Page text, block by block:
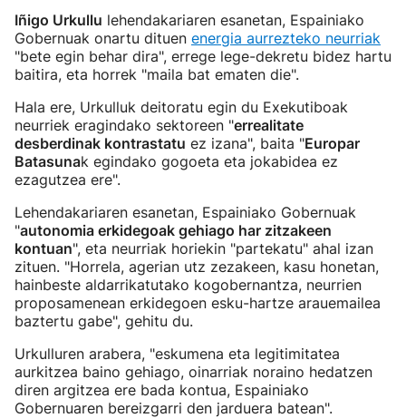
Iñigo Urkullu lehendakariaren esanetan, Espainiako
Gobernuak onartu dituen energia aurrezteko neurriak
"bete egin behar dira", errege lege-dekretu bidez hartu
baitira, eta horrek "maila bat ematen die".
Hala ere, Urkulluk deitoratu egin du Exekutiboak
neurriek eragindako sektoreen "errealitate
desberdinak kontrastatu ez izana", baita "Europar
Batasunak egindako gogoeta eta jokabidea ez
ezagutzea ere".
Lehendakariaren esanetan, Espainiako Gobernuak
"autonomia erkidegoak gehiago har zitzakeen
kontuan", eta neurriak horiekin "partekatu" ahal izan
zituen. "Horrela, agerian utz zezakeen, kasu honetan,
hainbeste aldarrikatutako kogobernantza, neurrien
proposamenean erkidegoen esku-hartze arauemailea
baztertu gabe", gehitu du.
Urkulluren arabera, "eskumena eta legitimitatea
aurkitzea baino gehiago, oinarriak noraino hedatzen
diren argitzea ere bada kontua, Espainiako
Gobernuaren bereizgarri den jarduera batean".